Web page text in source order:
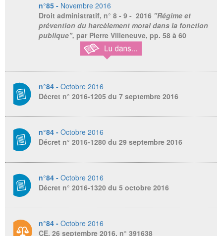
n°85 - Novembre 2016
Droit administratif, n° 8 - 9 - 2016 "Régime et
prévention du harcèlement moral dans la fonction
publique", par Pierre Villeneuve, pp. 58 à 60
n°84 - Octobre 2016
Décret n° 2016-1205 du 7 septembre 2016
n°84 - Octobre 2016
Décret n° 2016-1280 du 29 septembre 2016
n°84 - Octobre 2016
Décret n° 2016-1320 du 5 octobre 2016
n°84 - Octobre 2016
CE, 26 septembre 2016, n° 391638